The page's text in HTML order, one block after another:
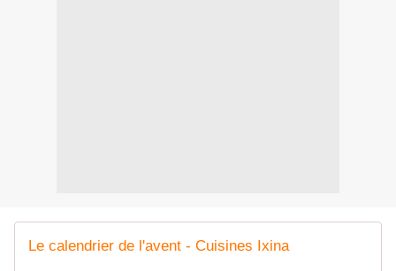
Le calendrier de l'avent - Cuisines Ixina